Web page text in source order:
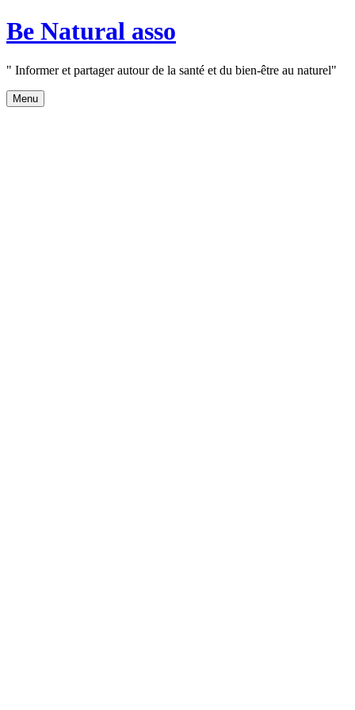
Aller
au
Be Natural asso
" Informer et partager autour de la santé et du bien-être au naturel"
Menu